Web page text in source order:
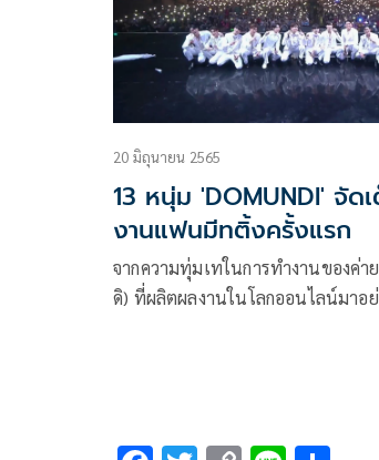
20 มิถุนายน 2565
13 หนุ่ม 'DOMUNDI' จัด
งานแฟนมีทติ้งครั้งแรก
จากความทุ่มเทในการทำงานของค่าย
ดิ) ที่ผลิตผลงานในโลกออนไลน์มาอ
ธัสส์ รุจีรัตนาวรพันธุ์ , ณฐ-ณฐสิชณ์ เ